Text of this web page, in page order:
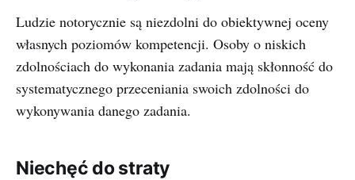
Ludzie notorycznie są niezdolni do obiektywnej oceny
własnych poziomów kompetencji. Osoby o niskich
zdolnościach do wykonania zadania mają skłonność do
systematycznego przeceniania swoich zdolności do
wykonywania danego zadania.
Niechęć do straty